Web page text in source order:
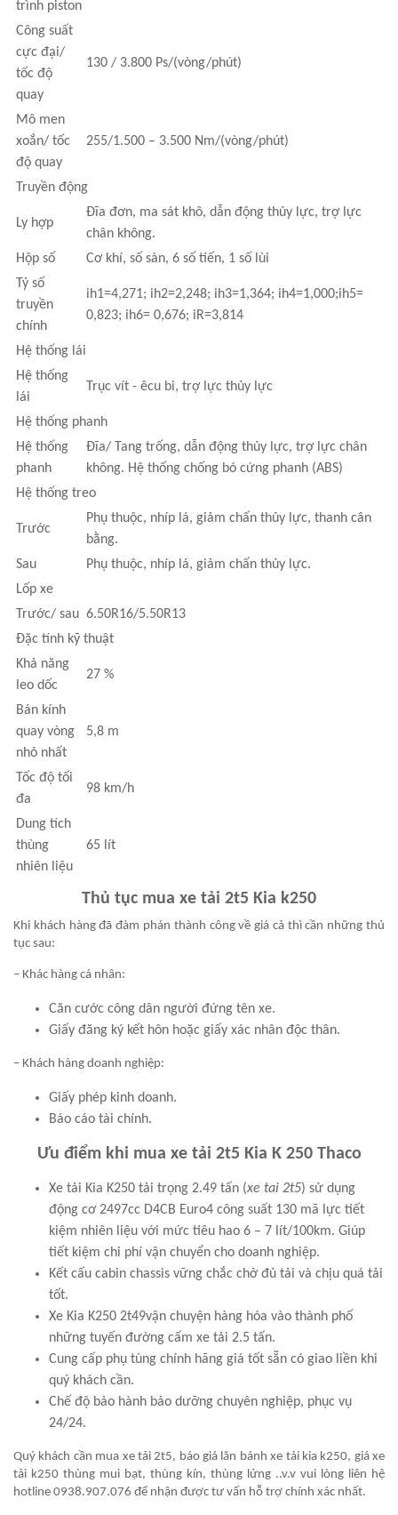
trình piston
Công suất
cực đại/
tốc độ
quay
130 / 3.800 Ps/(vòng/phút)
Mô men
xoắn/ tốc
độ quay
255/1.500 – 3.500 Nm/(vòng/phút)
Truyền động
Ly hợp
Đĩa đơn, ma sát khô, dẫn động thủy lực, trợ lực
chân không.
Hộp số
Cơ khí, số sàn, 6 số tiến, 1 số lùi
Tỷ số
truyền
chính
ih1=4,271; ih2=2,248; ih3=1,364; ih4=1,000;ih5=
0,823; ih6= 0,676; iR=3,814
Hệ thống lái
Hệ thống
lái
Trục vít - êcu bi, trợ lực thủy lực
Hệ thống phanh
Hệ thống
phanh
Đĩa/ Tang trống, dẫn động thủy lực, trợ lực chân
không. Hệ thống chống bó cứng phanh (ABS)
Hệ thống treo
Trước
Phụ thuộc, nhíp lá, giảm chấn thủy lực, thanh cân
bằng.
Sau
Phụ thuộc, nhíp lá, giảm chấn thủy lực.
Lốp xe
Trước/ sau 6.50R16/5.50R13
Đặc tính kỹ thuật
Khả năng
leo dốc
27 %
Bán kính
quay vòng
nhỏ nhất
5,8 m
Tốc độ tối
đa
98 km/h
Dung tích
thùng
nhiên liệu
65 lít
Thủ tục mua xe tải 2t5 Kia k250
Khi khách hàng đã đàm phán thành công về giá cả thì cần những thủ
tục sau:
– Khác hàng cá nhân:
Căn cước công dân người đứng tên xe.
Giấy đăng ký kết hôn hoặc giấy xác nhân độc thân.
– Khách hàng doanh nghiệp:
Giấy phép kinh doanh.
Báo cáo tài chính.
Ưu điểm khi mua xe tải 2t5 Kia K 250 Thaco
Xe tải Kia K250 tải trọng 2.49 tấn (xe tai 2t5) sử dụng
động cơ 2497cc D4CB Euro4 công suất 130 mã lực tiết
kiệm nhiên liệu với mức tiêu hao 6 – 7 lít/100km. Giúp
tiết kiệm chi phí vận chuyển cho doanh nghiệp.
Kết cấu cabin chassis vững chắc chở đủ tải và chịu quá tải
tốt.
Xe Kia K250 2t49vận chuyện hàng hóa vào thành phố
những tuyến đường cấm xe tải 2.5 tấn.
Cung cấp phụ tùng chính hãng giá tốt sẵn có giao liền khi
quý khách cần.
Chế độ bảo hành bảo dưỡng chuyên nghiệp, phục vụ
24/24.
Quý khách cần mua xe tải 2t5, báo giá lăn bánh xe tải kia k250, giá xe
tải k250 thùng mui bạt, thùng kín, thùng lửng ..v.v vui lòng liên hệ
hotline 0938.907.076 để nhận được tư vấn hỗ trợ chính xác nhất.